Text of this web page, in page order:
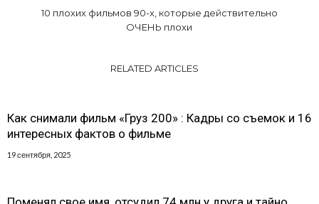
10 плохих фильмов 90-х, которые действительно
ОЧЕНЬ плохи
RELATED ARTICLES
Как снимали фильм «Груз 200» : Кадры со съемок и 16
интересных фактов о фильме
19 сентября, 2025